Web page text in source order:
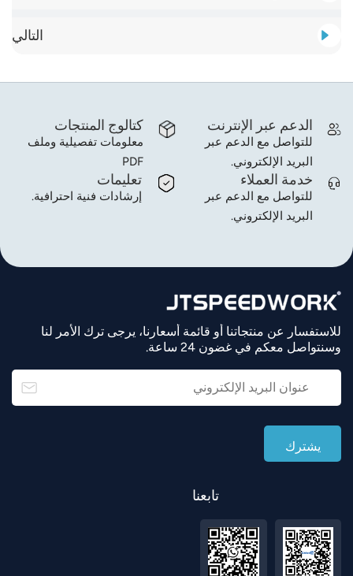
التالي
كتالوج المنتجات
معلومات تفصيلية وملف
PDF
الدعم عبر الإنترنت
للتواصل مع الدعم عبر
البريد الإلكتروني.
تعليمات
إرشادات فنية احترافية.
خدمة العملاء
للتواصل مع الدعم عبر
البريد الإلكتروني.
للاستفسار عن منتجاتنا أو قائمة أسعارنا، يرجى ترك الأمر لنا
وسنتواصل معكم في غضون 24 ساعة.
تابعنا